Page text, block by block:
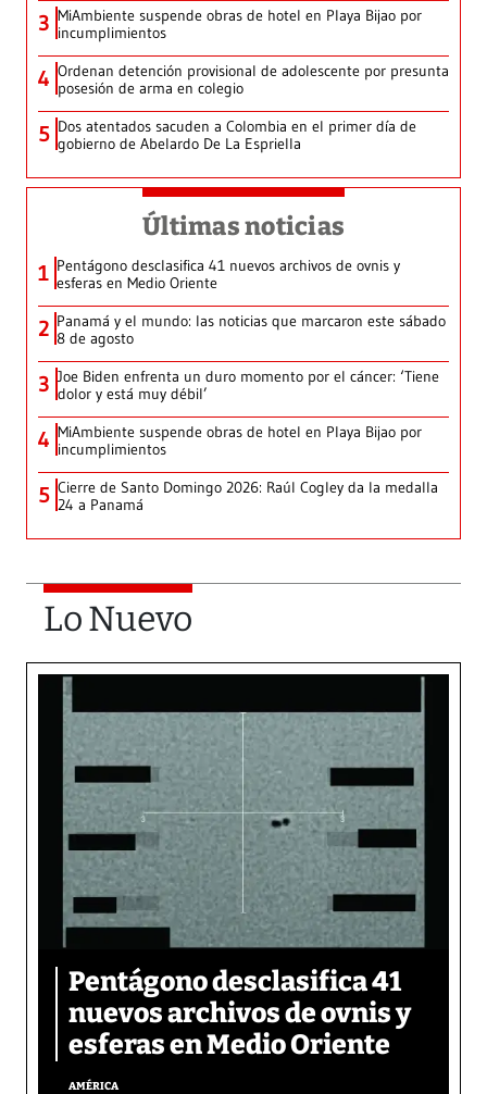
3 MiAmbiente suspende obras de hotel en Playa Bijao por
incumplimientos
4 Ordenan detención provisional de adolescente por presunta
posesión de arma en colegio
5 Dos atentados sacuden a Colombia en el primer día de
gobierno de Abelardo De La Espriella
Últimas noticias
1 Pentágono desclasifica 41 nuevos archivos de ovnis y
esferas en Medio Oriente
2 Panamá y el mundo: las noticias que marcaron este sábado
8 de agosto
3 Joe Biden enfrenta un duro momento por el cáncer: ‘Tiene
dolor y está muy débil’
4 MiAmbiente suspende obras de hotel en Playa Bijao por
incumplimientos
5 Cierre de Santo Domingo 2026: Raúl Cogley da la medalla
24 a Panamá
Lo Nuevo
Pentágono desclasifica 41
nuevos archivos de ovnis y
esferas en Medio Oriente
AMÉRICA